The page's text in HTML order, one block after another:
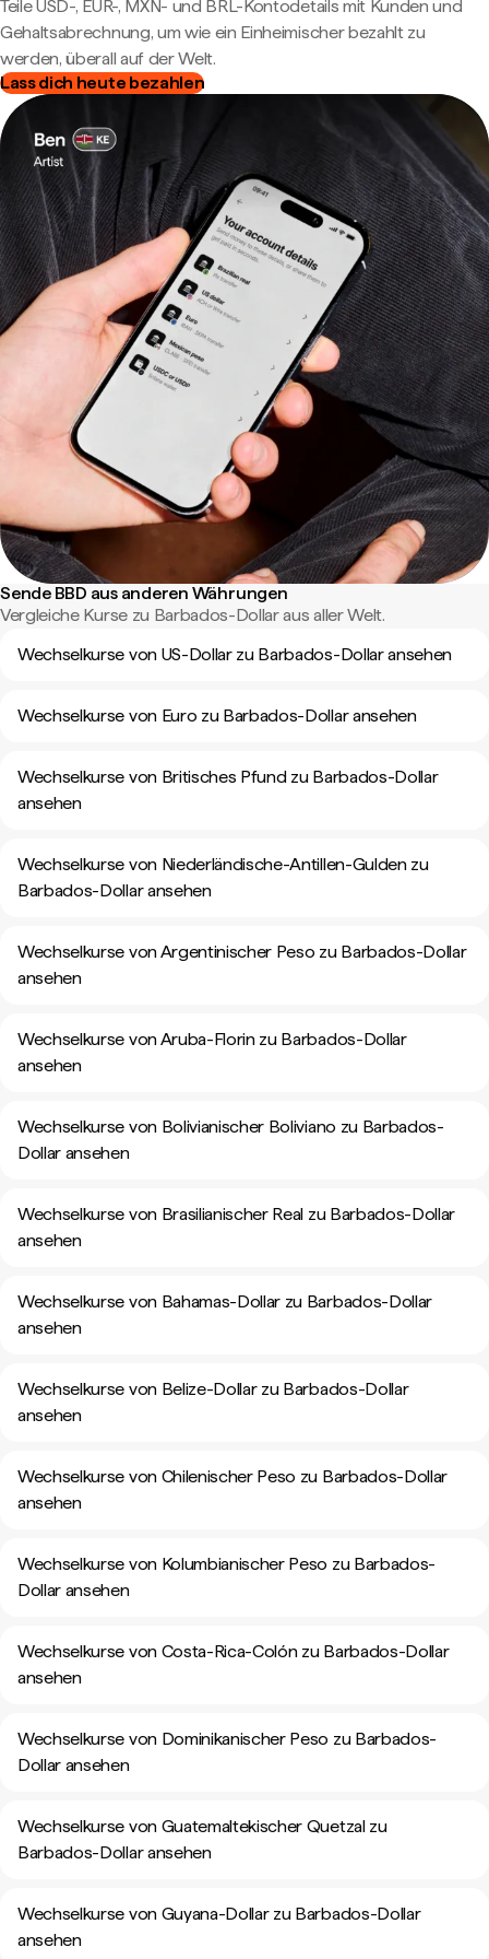
Teile USD-, EUR-, MXN- und BRL-Kontodetails mit Kunden und
Gehaltsabrechnung, um wie ein Einheimischer bezahlt zu
werden, überall auf der Welt.
Lass dich heute bezahlen
Sende BBD aus anderen Währungen
Vergleiche Kurse zu Barbados-Dollar aus aller Welt.
Wechselkurse von US-Dollar zu Barbados-Dollar ansehen
Wechselkurse von Euro zu Barbados-Dollar ansehen
Wechselkurse von Britisches Pfund zu Barbados-Dollar
ansehen
Wechselkurse von Niederländische-Antillen-Gulden zu
Barbados-Dollar ansehen
Wechselkurse von Argentinischer Peso zu Barbados-Dollar
ansehen
Wechselkurse von Aruba-Florin zu Barbados-Dollar
ansehen
Wechselkurse von Bolivianischer Boliviano zu Barbados-
Dollar ansehen
Wechselkurse von Brasilianischer Real zu Barbados-Dollar
ansehen
Wechselkurse von Bahamas-Dollar zu Barbados-Dollar
ansehen
Wechselkurse von Belize-Dollar zu Barbados-Dollar
ansehen
Wechselkurse von Chilenischer Peso zu Barbados-Dollar
ansehen
Wechselkurse von Kolumbianischer Peso zu Barbados-
Dollar ansehen
Wechselkurse von Costa-Rica-Colón zu Barbados-Dollar
ansehen
Wechselkurse von Dominikanischer Peso zu Barbados-
Dollar ansehen
Wechselkurse von Guatemaltekischer Quetzal zu
Barbados-Dollar ansehen
Wechselkurse von Guyana-Dollar zu Barbados-Dollar
ansehen